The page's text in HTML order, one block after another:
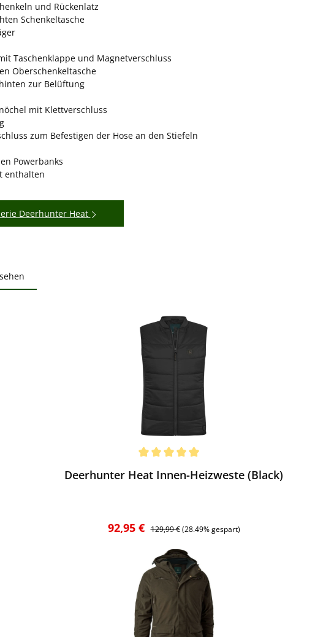
und Rückenlatz
Schenkeltasche
Taschenklappe und Magnetverschluss
Oberschenkeltasche
zur Belüftung
mit Klettverschluss
zum Befestigen der Hose an den Stiefeln
Powerbanks
enthalten
Deerhunter Heat
Deerhunter Heat Innen-Heizweste (Black)
Verkaufspreis:
92,95 € Regulärer Preis:
129,99 € (28.49% gespart)